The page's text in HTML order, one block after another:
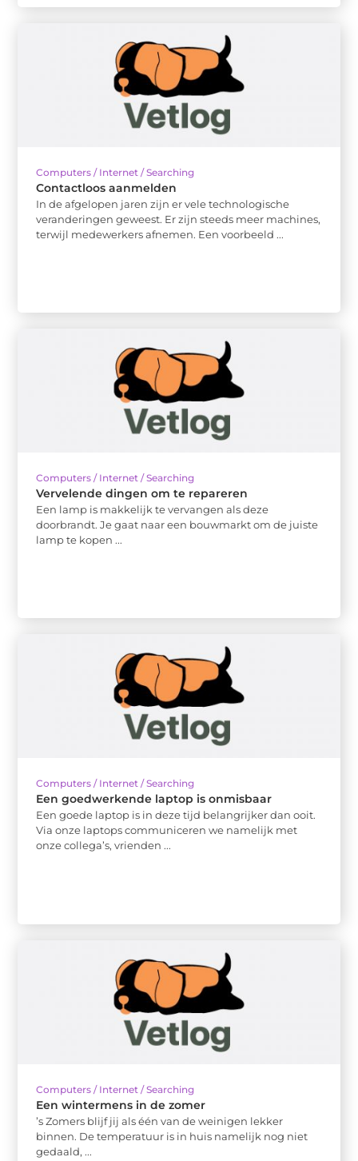
Computers / Internet / Searching
Contactloos aanmelden
In de afgelopen jaren zijn er vele technologische
veranderingen geweest. Er zijn steeds meer machines,
terwijl medewerkers afnemen. Een voorbeeld ...
Computers / Internet / Searching
Vervelende dingen om te repareren
Een lamp is makkelijk te vervangen als deze
doorbrandt. Je gaat naar een bouwmarkt om de juiste
lamp te kopen ...
Computers / Internet / Searching
Een goedwerkende laptop is onmisbaar
Een goede laptop is in deze tijd belangrijker dan ooit.
Via onze laptops communiceren we namelijk met
onze collega’s, vrienden ...
Computers / Internet / Searching
Een wintermens in de zomer
’s Zomers blijf jij als één van de weinigen lekker
binnen. De temperatuur is in huis namelijk nog niet
gedaald, ...